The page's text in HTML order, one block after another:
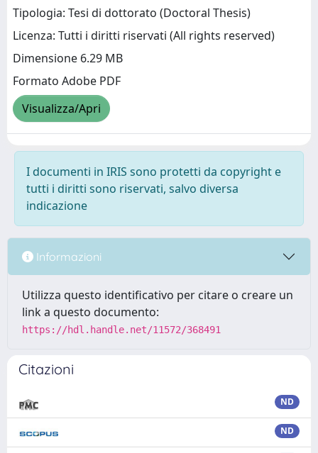
Tipologia: Tesi di dottorato (Doctoral Thesis)
Licenza: Tutti i diritti riservati (All rights reserved)
Dimensione 6.29 MB
Formato Adobe PDF
Visualizza/Apri
I documenti in IRIS sono protetti da copyright e
tutti i diritti sono riservati, salvo diversa
indicazione
Informazioni
Utilizza questo identificativo per citare o creare un
link a questo documento:
https://hdl.handle.net/11572/368491
Citazioni
ND
ND